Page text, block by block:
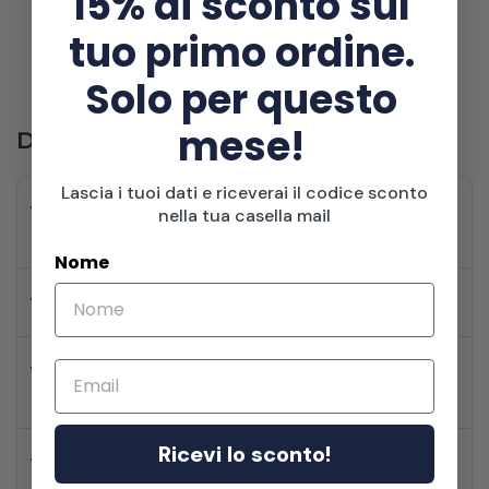
locali.
1/2
Domande frequenti
Da dove provengono i vostri prodotti? Sono 100%
I prodotti sono disponibili tutto l’anno?
Come vengono spediti i prodotti e come viene
garantita la freschezza degli alimenti?
Quali sono i tempi di spedizione?
tuo primo ordine.
Solo per questo
mese!
Lascia i tuoi dati e riceverai il codice sconto
nella tua casella mail
Nome
Email
Ricevi lo sconto!